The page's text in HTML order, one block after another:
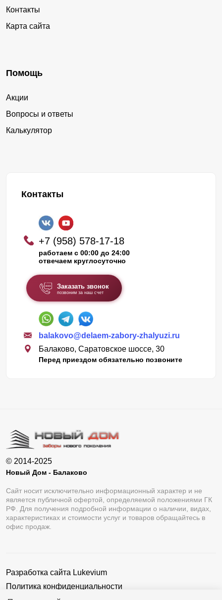
Контакты
Карта сайта
Помощь
Акции
Вопросы и ответы
Калькулятор
Контакты
+7 (958) 578-17-18
работаем с 00:00 до 24:00
отвечаем круглосуточно
Заказать звонок
позвоним за наш счет
balakovo@delaem-zabory-zhalyuzi.ru
Балаково, Саратовское шоссе, 30
Перед приездом обязательно позвоните
© 2014-2025
Новый Дом - Балаково
Сайт носит исключительно информационный характер и не
является публичной офертой, определяемой положениями ГК
РФ. Для получения подробной информации о наличии, видах,
характеристиках и стоимости услуг и товаров обращайтесь в
офис продаж.
Разработка сайта Lukevium
Политика конфиденциальности
Пользовательское соглашение